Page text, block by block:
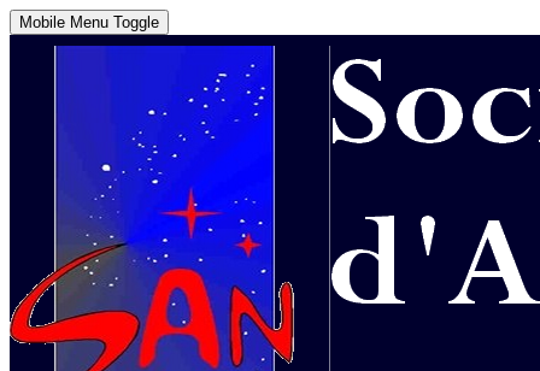
Mobile Menu Toggle